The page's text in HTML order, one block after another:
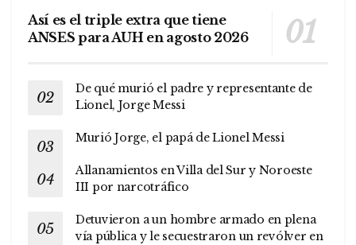
Así es el triple extra que tiene
ANSES para AUH en agosto 2026
De qué murió el padre y representante de
Lionel, Jorge Messi
Murió Jorge, el papá de Lionel Messi
Allanamientos en Villa del Sur y Noroeste
III por narcotráfico
Detuvieron a un hombre armado en plena
vía pública y le secuestraron un revólver en